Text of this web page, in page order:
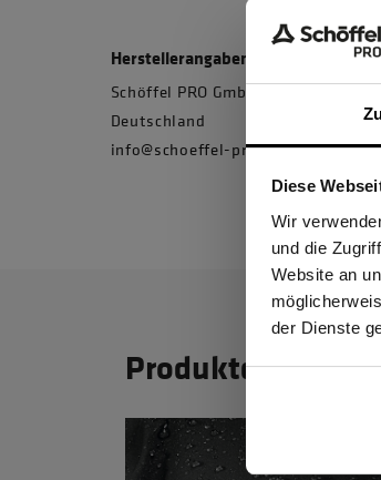
Diese
Wir
und die
Website an
der Dienste
Herstellerangaben
Schöffel PRO GmbH, Albert-
Deutschland
info@schoeffel-pro.com
Produktdetails